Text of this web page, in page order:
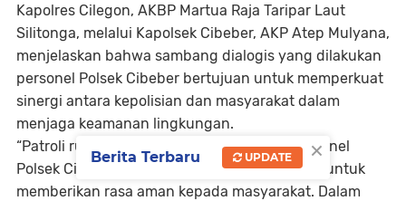
Kapolres Cilegon, AKBP Martua Raja Taripar Laut
Silitonga, melalui Kapolsek Cibeber, AKP Atep Mulyana,
menjelaskan bahwa sambang dialogis yang dilakukan
personel Polsek Cibeber bertujuan untuk memperkuat
sinergi antara kepolisian dan masyarakat dalam
menjaga keamanan lingkungan.
“Patroli rutin malam hari yang dilakukan personel
Polsek Cibeber merupakan langkah preventif untuk
memberikan rasa aman kepada masyarakat. Dalam
×
Berita Terbaru UPDATE